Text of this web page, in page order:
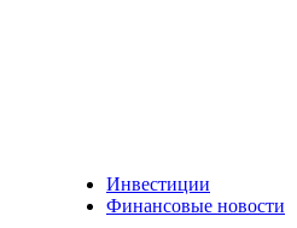
Инвестиции
Финансовые новости